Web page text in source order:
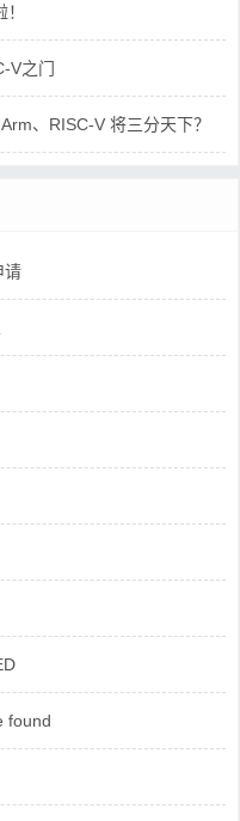
V之门
、RISC-V 将三分天下？
请
found